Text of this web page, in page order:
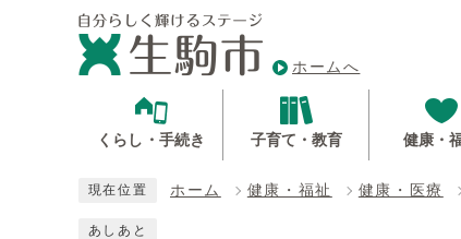
ホームへ
くらし・手続き 子育て・教育 健康・
現在位置 ホーム 健康・福祉 健康・医療
あしあと